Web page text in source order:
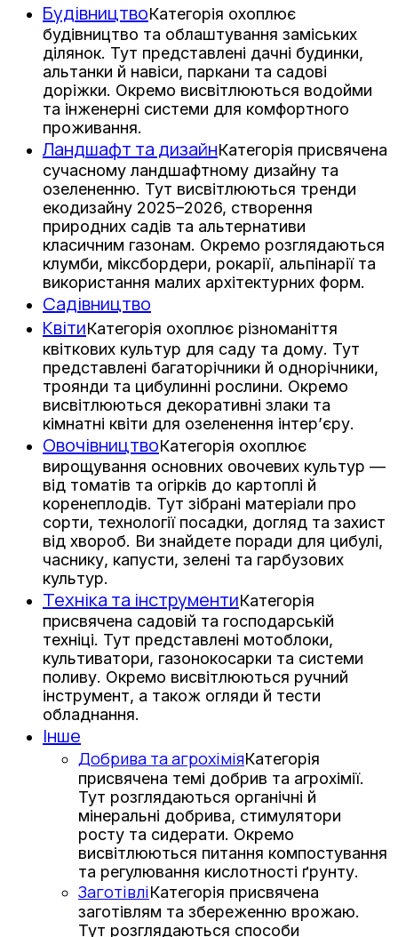
БудівництвоКатегорія охоплює
будівництво та облаштування заміських
ділянок. Тут представлені дачні будинки,
альтанки й навіси, паркани та садові
доріжки. Окремо висвітлюються водойми
та інженерні системи для комфортного
проживання.
Ландшафт та дизайнКатегорія присвячена
сучасному ландшафтному дизайну та
озелененню. Тут висвітлюються тренди
екодизайну 2025–2026, створення
природних садів та альтернативи
класичним газонам. Окремо розглядаються
клумби, міксбордери, рокарії, альпінарії та
використання малих архітектурних форм.
Садівництво
КвітиКатегорія охоплює різноманіття
квіткових культур для саду та дому. Тут
представлені багаторічники й однорічники,
троянди та цибулинні рослини. Окремо
висвітлюються декоративні злаки та
кімнатні квіти для озеленення інтер’єру.
ОвочівництвоКатегорія охоплює
вирощування основних овочевих культур —
від томатів та огірків до картоплі й
коренеплодів. Тут зібрані матеріали про
сорти, технології посадки, догляд та захист
від хвороб. Ви знайдете поради для цибулі,
часнику, капусти, зелені та гарбузових
культур.
Техніка та інструментиКатегорія
присвячена садовій та господарській
техніці. Тут представлені мотоблоки,
культиватори, газонокосарки та системи
поливу. Окремо висвітлюються ручний
інструмент, а також огляди й тести
обладнання.
Інше
Добрива та агрохіміяКатегорія
присвячена темі добрив та агрохімії.
Тут розглядаються органічні й
мінеральні добрива, стимулятори
росту та сидерати. Окремо
висвітлюються питання компостування
та регулювання кислотності ґрунту.
ЗаготівліКатегорія присвячена
заготівлям та збереженню врожаю.
Тут розглядаються способи